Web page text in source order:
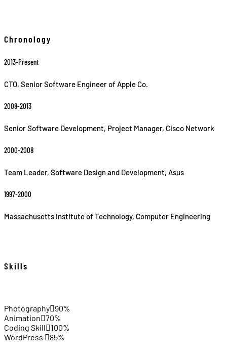
Chronology
2013-Present
CTO, Senior Software Engineer of Apple Co.
2008-2013
Senior Software Development, Project Manager, Cisco Network
2000-2008
Team Leader, Software Design and Development, Asus
1997-2000
Massachusetts Institute of Technology, Computer Engineering
Skills
Photography 90%
Animation 70%
Coding Skill
100%
WordPress
85%